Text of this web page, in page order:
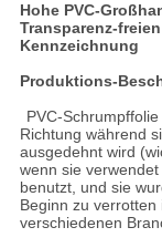
Hohe PVC-
Transparenz-
Kennzeichnung
Produktions-
PVC-
Richtung während
ausgedehnt wird
wenn sie
benutzt, und sie
Beginn zu
verschiedenen